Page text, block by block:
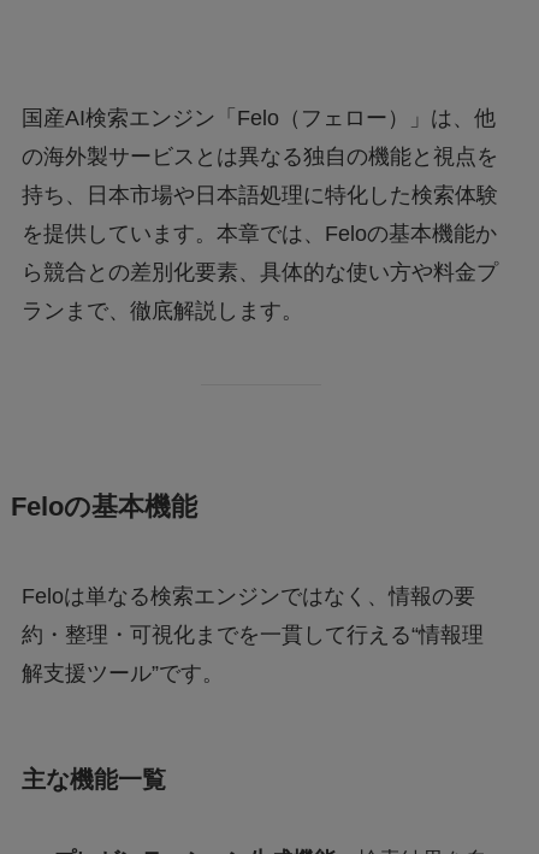
国産AI検索エンジン「Felo（フェロー）」は、他
の海外製サービスとは異なる独自の機能と視点を
持ち、日本市場や日本語処理に特化した検索体験
を提供しています。本章では、Feloの基本機能か
ら競合との差別化要素、具体的な使い方や料金プ
ランまで、徹底解説します。
Feloの基本機能
Feloは単なる検索エンジンではなく、情報の要
約・整理・可視化までを一貫して行える“情報理
解支援ツール”です。
主な機能一覧